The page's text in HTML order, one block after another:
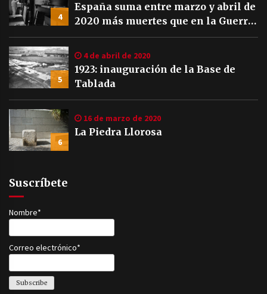
4
España suma entre marzo y abril de
2020 más muertes que en la Guerra
Civil
5
4 de abril de 2020
1923: inauguración de la Base de
Tablada
6
16 de marzo de 2020
La Piedra Llorosa
Suscríbete
Nombre*
Correo electrónico*